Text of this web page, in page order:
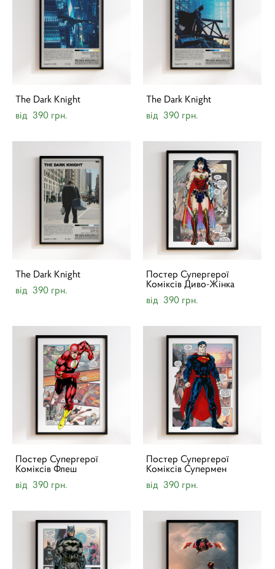
The Dark Knight
від 390 грн.
The Dark Knight
від 390 грн.
The Dark Knight
від 390 грн.
Постер Супергерої
Коміксів Диво-Жінка
від 390 грн.
Постер Супергерої
Коміксів Флеш
від 390 грн.
Постер Супергерої
Коміксів Супермен
від 390 грн.